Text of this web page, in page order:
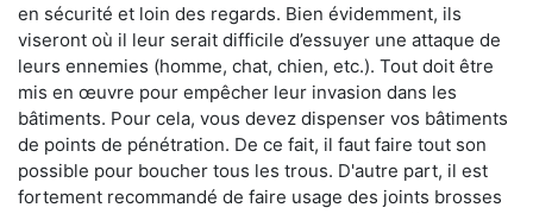
en sécurité et loin des regards. Bien évidemment, ils
viseront où il leur serait difficile d’essuyer une attaque de
leurs ennemies (homme, chat, chien, etc.). Tout doit être
mis en œuvre pour empêcher leur invasion dans les
bâtiments. Pour cela, vous devez dispenser vos bâtiments
de points de pénétration. De ce fait, il faut faire tout son
possible pour boucher tous les trous. D'autre part, il est
fortement recommandé de faire usage des joints brosses